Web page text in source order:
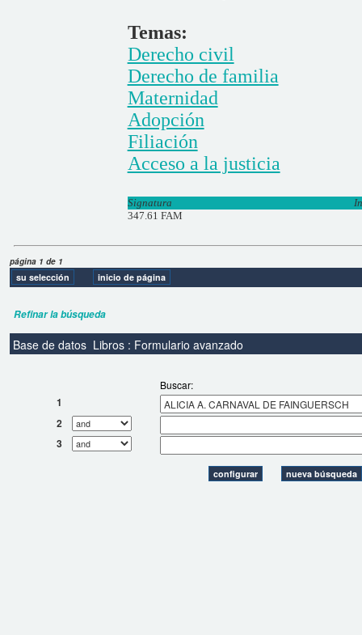
Temas:
Derecho civil
Derecho de familia
Maternidad
Adopción
Filiación
Acceso a la justicia
Signatura
347.61 FAM
página 1 de 1
Refinar la búsqueda
Base de datos Libros : Formulario avanzado
Buscar:
1
2
3